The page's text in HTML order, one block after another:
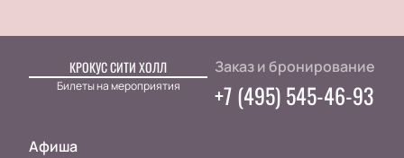
КРОКУС СИТИ ХОЛЛ
Билеты на мероприятия
Афиша
Заказ и бронирование
+7 (495) 545-46-93